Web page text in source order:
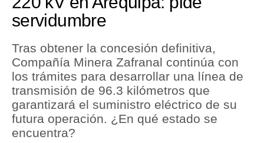
Perú
Política
Tu Dinero
Finanzas Personales
Inmobiliarias
Plus G
servidumbre
Tras obtener la concesión definitiva,
Compañía Minera Zafranal continúa con
los trámites para desarrollar una línea de
transmisión de 96.3 kilómetros que
garantizará el suministro eléctrico de su
futura operación. ¿En qué estado se
encuentra?